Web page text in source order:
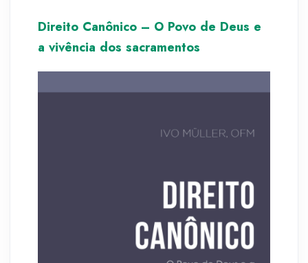
Direito Canônico – O Povo de Deus e
a vivência dos sacramentos